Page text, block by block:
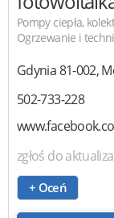
Pompy ciepła,
Ogrzewanie i
Gdynia81-002,
502-733-228
zgłoś do
+ Oceń